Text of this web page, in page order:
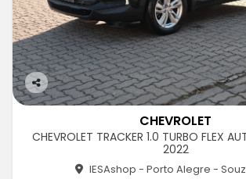
Co
rtil
CHEVROLET
CHEVROLET TRACKER 1.0 TURBO FLEX
2022
IESAshop - Porto Alegre -